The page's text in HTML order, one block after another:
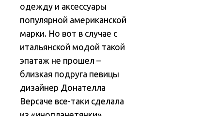
одежду и аксессуары
популярной американской
марки. Но вот в случае с
итальянской модой такой
эпатаж не прошел –
близкая подруга певицы
дизайнер Донателла
Версаче все-таки сделала